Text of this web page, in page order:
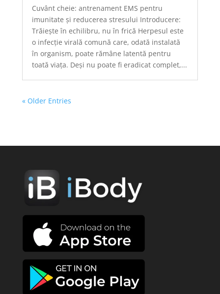
Cuvânt cheie: antrenament EMS pentru
imunitate și reducerea stresului Introducere:
Trăiește în echilibru, nu în frică Herpesul este
o infecție virală comună care, odată instalată
în organism, poate rămâne latentă pentru
toată viața. Deși nu poate fi eradicat complet,...
« Older Entries